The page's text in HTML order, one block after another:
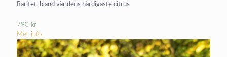
Raritet, bland världens härdigaste citrus
790 kr
Mer info